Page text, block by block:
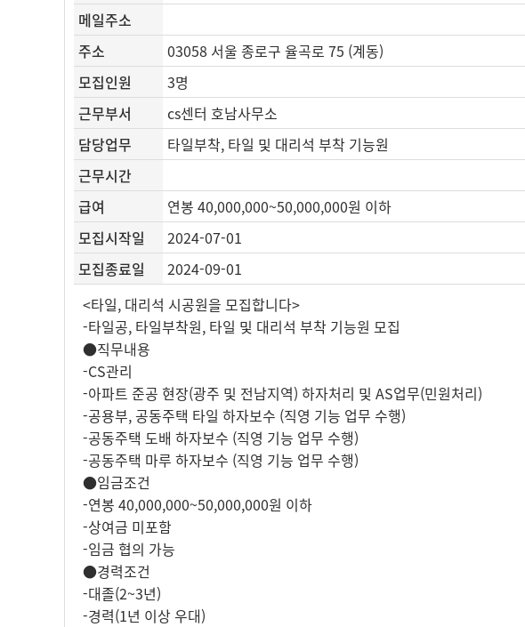
메일주소
주소
03058 서울 종로구 율곡로 75 (계동)
모집인원
3명
근무부서
cs센터 호남사무소
담당업무
타일부착, 타일 및 대리석 부착 기능원
근무시간
급여
연봉 40,000,000~50,000,000원 이하
모집시작일
2024-07-01
모집종료일
2024-09-01
<타일, 대리석 시공원을 모집합니다>
-타일공, 타일부착원, 타일 및 대리석 부착 기능원 모집
●직무내용
-CS관리
-아파트 준공 현장(광주 및 전남지역) 하자처리 및 AS업무(민원처리)
-공용부, 공동주택 타일 하자보수 (직영 기능 업무 수행)
-공동주택 도배 하자보수 (직영 기능 업무 수행)
-공동주택 마루 하자보수 (직영 기능 업무 수행)
●임금조건
-연봉 40,000,000~50,000,000원 이하
-상여금 미포함
-임금 협의 가능
●경력조건
-대졸(2~3년)
-경력(1년 이상 우대)